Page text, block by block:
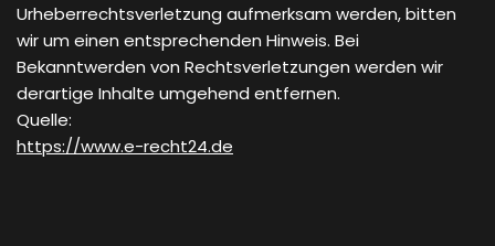
Urheberrechtsverletzung aufmerksam werden, bitten
wir um einen entsprechenden Hinweis. Bei
Bekanntwerden von Rechtsverletzungen werden wir
derartige Inhalte umgehend entfernen.
Quelle:
https://www.e-recht24.de